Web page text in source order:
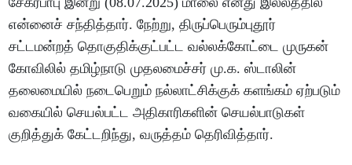
என்னைச் சந்தித்தார். நேற்று, திருப்பெரும்புதூர்
சட்டமன்றத் தொகுதிக்குட்பட்ட வல்லக்கோட்டை முருகன்
கோவிலில் தமிழ்நாடு முதலமைச்சர் மு.க. ஸ்டாலின்
தலைமையில் நடைபெறும் நல்லாட்சிக்குக் களங்கம் ஏற்படும்
வகையில் செயல்பட்ட அதிகாரிகளின் செயல்பாடுகள்
குறித்துக் கேட்டறிந்து, வருத்தம் தெரிவித்தார்.